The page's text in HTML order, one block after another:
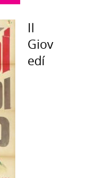
Il
Giov
edí